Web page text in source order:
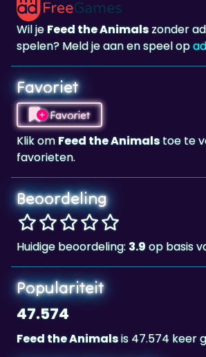
Wil jeFeed the Animalszonder
spelen? Meld je aan en speel op
Favoriet
Favoriet
Klik omFeed the Animalstoe te
favorieten.
Beoordeling
Huidige beoordeling: 3.9op basis
Populariteit
47.574
Feed the Animalsis 47.574 keer